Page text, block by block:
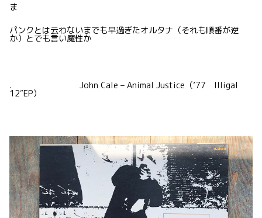
ま
パンクとは云わないまでも早過ぎたオルタナ（それも順番が逆
か）とでも言い魔性か
. John Cale – Animal Justice（’77 Illigal
12″EP）